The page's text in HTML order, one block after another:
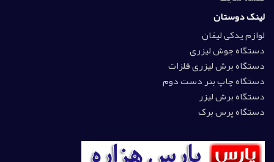
لینک دوستان
لوازم یدکی لیفان
دستگاه جوش لیزری
دستگاه برش لیزری فلزات
دستگاه چاپ بنر دست دوم
دستگاه برش لیزر
دستگاه پرس برک